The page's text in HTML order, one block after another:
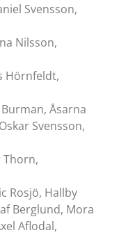
Svensson,
Nilsson,
Hörnfeldt,
Åsarna
Svensson,
Thorn,
Rosjö, Hallby
Berglund, Mora
Aflodal,